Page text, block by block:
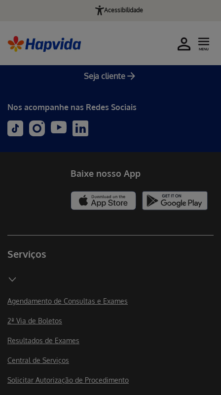
Acessibilidade
Seja cliente
MENU
Nos acompanhe nas Redes Sociais
Serviços
Agendamento de Consultas e Exames
2ª Via de Boletos
Resultados de Exames
Central de Serviços
Solicitar Autorização de Procedimento
Baixe nosso App